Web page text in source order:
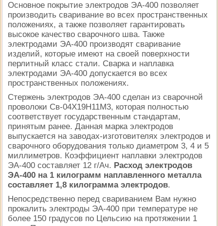
Основное покрытие электродов ЭА-400 позволяет
производить сваривание во всех пространственных
положениях, а также позволяет гарантировать
высокое качество сварочного шва. Также
электродами ЭА-400 производят сваривание
изделий, которые имеют на своей поверхности
перлитный класс стали. Сварка и наплавка
электродами ЭА-400 допускается во всех
пространственных положениях.
Стержень электродов ЭА-400 сделан из сварочной
проволоки Св-04Х19Н11М3, которая полностью
соответствует государственным стандартам,
принятым ранее. Данная марка электродов
выпускается на заводах-изготовителях электродов и
сварочного оборудования только диаметром 3, 4 и 5
миллиметров. Коэффициент наплавки электродов
ЭА-400 составляет 12 г/Ач. Расход электродов
ЭА-400 на 1 килограмм наплавленного металла
составляет 1,8 килограмма электродов.
Непосредственно перед свариванием Вам нужно
прокалить электроды ЭА-400 при температуре не
более 150 градусов по Цельсию на протяжении 1